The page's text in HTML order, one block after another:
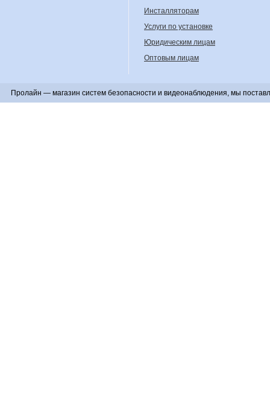
Инсталляторам
Услуги по установке
Юридическим лицам
Оптовым лицам
Пролайн — магазин систем безопасности и видеонаблюдения, мы